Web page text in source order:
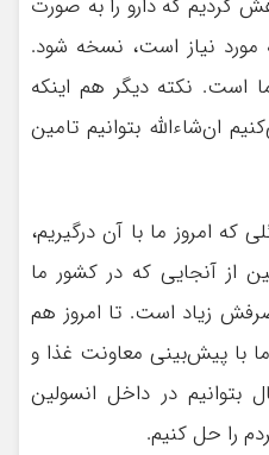
نیاز است، نسخه شود.
نکته دیگر هم اینکه
ان‌شاءالله بتوانیم تامین
امروز ما با آن درگیریم،
از آنجایی که در کشور ما
زیاد است. تا امروز هم
با پیش‌بینی معاونت غذا و
بتوانیم در داخل انسولین
را حل کنیم.